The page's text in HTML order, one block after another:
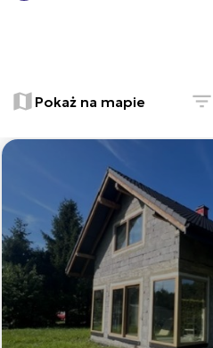
−
Pokaż na mapie